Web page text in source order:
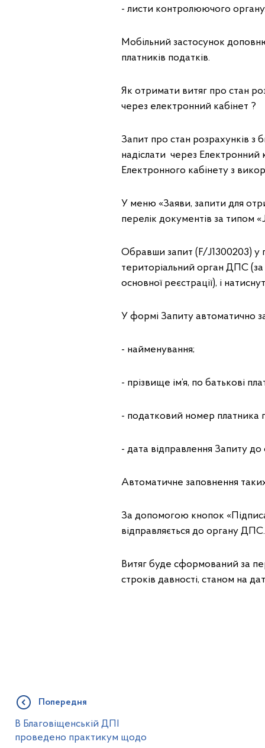
- листи контролюючого
Мобільний застосунок
платників податків.
Як отримати витяг про стан
через електронний кабінет ?
Запит про стан розрахунків
надіслати через Електронний
Електронного кабінету з
У меню «Заяви, запити для
перелік документів за типом
Обравши запит (F/J1300203) у
територіальний орган ДПС
основної реєстрації), і
У формі Запиту автоматично
- найменування;
- прізвище ім’я, по батькові
- податковий номер платника
- дата відправлення Запиту
Автоматичне заповнення
За допомогою кнопок
відправляється до органу ДПС.
Витяг буде сформований за
строків давності, станом на
Попередня
В Благовіщенській ДПІ
проведено практикум щодо